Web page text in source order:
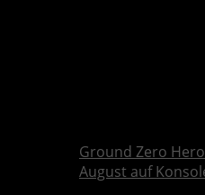
Ground Zero
August auf